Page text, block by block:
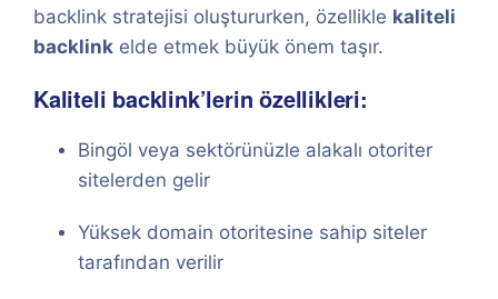
backlink stratejisi oluştururken, özellikle kaliteli
backlink elde etmek büyük önem taşır.
Kaliteli backlink’lerin özellikleri:
Bingöl veya sektörünüzle alakalı otoriter
sitelerden gelir
Yüksek domain otoritesine sahip siteler
tarafından verilir